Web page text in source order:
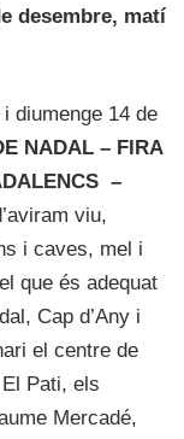
desembre, matí
diumenge 14 de
NADAL – FIRA
–
viu,
i caves, mel i
que és adequat
Cap d’Any i
el centre de
Pati, els
Mercadé,